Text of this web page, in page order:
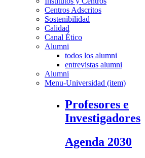
Centros Adscritos
Sostenibilidad
Calidad
Canal Ético
Alumni
todos los alumni
entrevistas alumni
Alumni
Menu-Universidad (item)
Profesores e
Investigadores
Agenda 2030